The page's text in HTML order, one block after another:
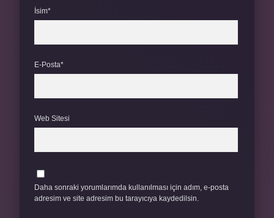
İsim*
E-Posta*
Web Sitesi
Daha sonraki yorumlarımda kullanılması için adım, e-posta
adresim ve site adresim bu tarayıcıya kaydedilsin.